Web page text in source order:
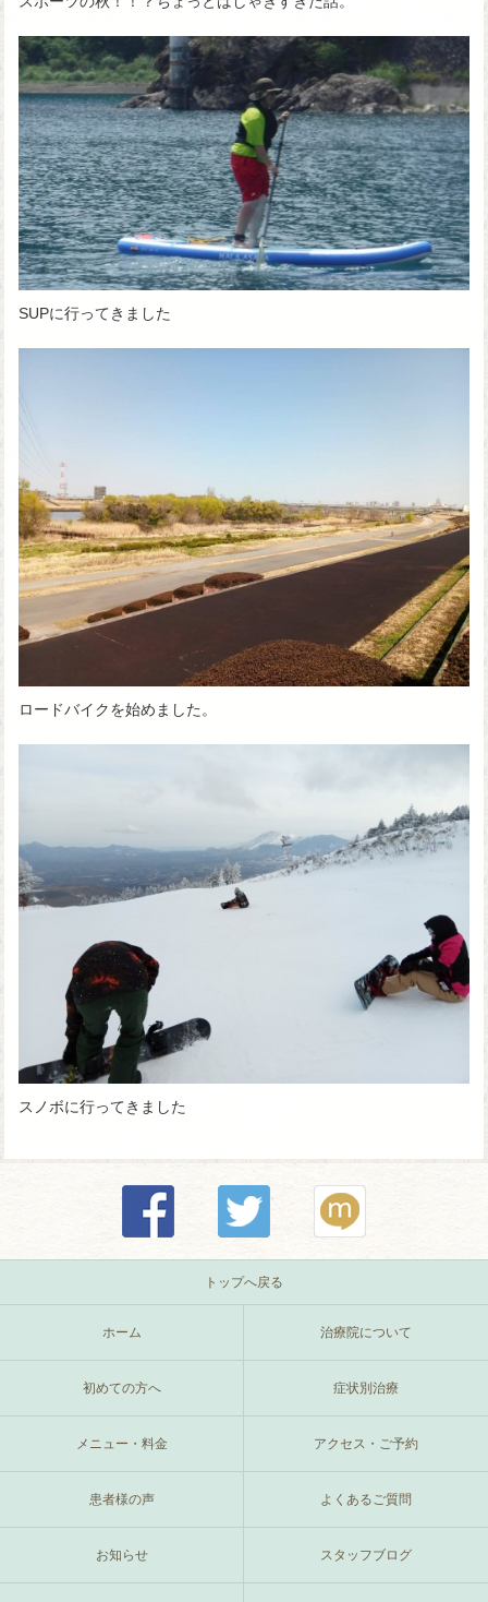
SUPに行ってきました
ロードバイクを始めました。
スノボに行ってきました
トップへ戻る
ホーム 治療院について
初めての方へ 症状別治療
メニュー・料金 アクセス・ご予約
患者様の声 よくあるご質問
お知らせ スタッフブログ